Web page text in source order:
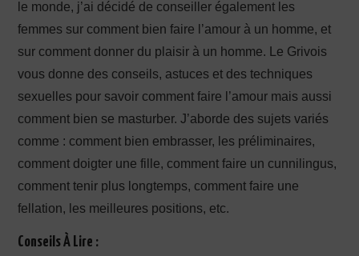
le monde, j’ai décidé de conseiller également les
femmes sur comment bien faire l’amour à un homme, et
sur comment donner du plaisir à un homme. Le Grivois
vous donne des conseils, astuces et des techniques
sexuelles pour savoir comment faire l’amour mais aussi
comment bien se masturber. J’aborde des sujets variés
comme : comment bien embrasser, les préliminaires,
comment doigter une fille, comment faire un cunnilingus,
comment tenir plus longtemps, comment faire une
fellation, les meilleures positions, etc.
Conseils À Lire :